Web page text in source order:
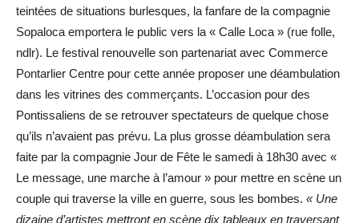
teintées de situations burlesques, la fanfare de la compagnie
Sopaloca emportera le public vers la « Calle Loca » (rue folle,
ndlr). Le festival renouvelle son partenariat avec Commerce
Pontarlier Centre pour cette année proposer une déambulation
dans les vitrines des commerçants. L’occasion pour des
Pontissaliens de se retrouver spectateurs de quelque chose
qu’ils n’avaient pas prévu. La plus grosse déambulation sera
faite par la compagnie Jour de Fête le samedi à 18h30 avec «
Le message, une marche à l’amour » pour mettre en scène un
couple qui traverse la ville en guerre, sous les bombes. « Une
dizaine d’artistes mettront en scène dix tableaux en traversant